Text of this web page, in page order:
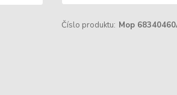
Číslo produktu: Mop